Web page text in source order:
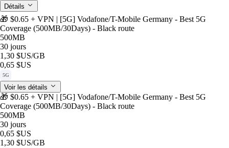
Détails
🎁 $0.65 + VPN | [5G] Vodafone/T-Mobile Germany - Best 5G
Coverage (500MB/30Days) - Black route
500MB
30 jours
1,30 $US/GB
0,65 $US
5G
Voir les détails
🎁 $0.65 + VPN | [5G] Vodafone/T-Mobile Germany - Best 5G
Coverage (500MB/30Days) - Black route
500MB
30 jours
0,65 $US
1,30 $US/GB